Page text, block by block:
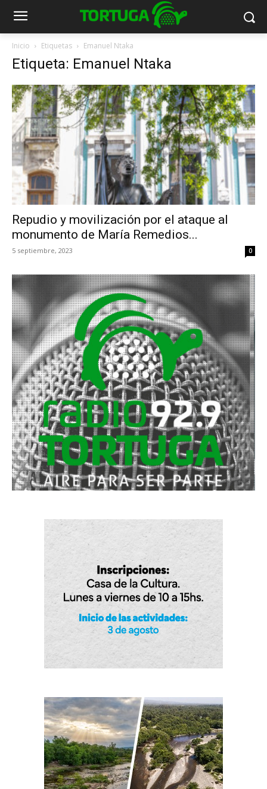
Inicio Etiquetas Emanuel Ntaka
Etiqueta: Emanuel Ntaka
Repudio y movilización por el ataque al
monumento de María Remedios...
5 septiembre, 2023 0